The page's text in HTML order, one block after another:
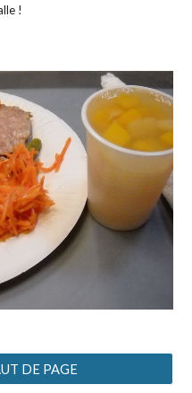
!
DE PAGE